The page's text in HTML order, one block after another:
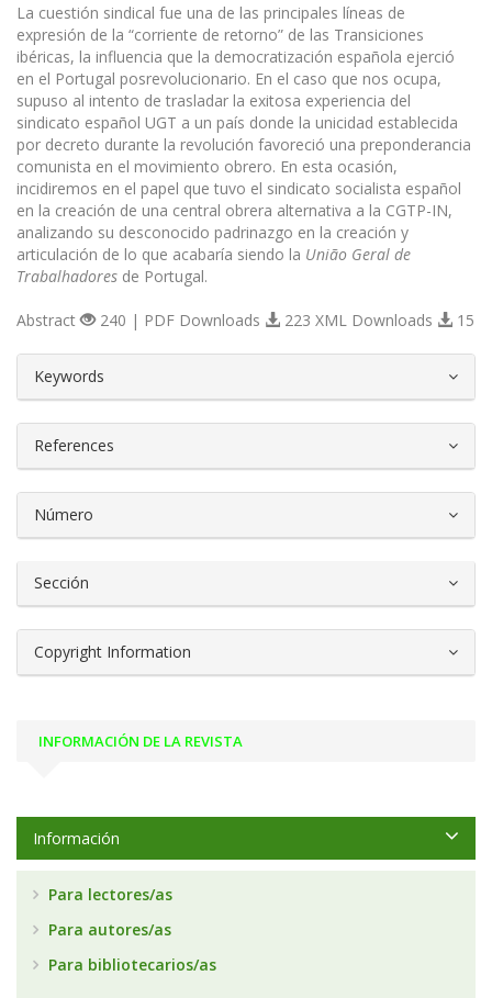
La cuestión sindical fue una de las principales líneas de
expresión de la “corriente de retorno” de las Transiciones
ibéricas, la influencia que la democratización española ejerció
en el Portugal posrevolucionario. En el caso que nos ocupa,
supuso al intento de trasladar la exitosa experiencia del
sindicato español UGT a un país donde la unicidad establecida
por decreto durante la revolución favoreció una preponderancia
comunista en el movimiento obrero. En esta ocasión,
incidiremos en el papel que tuvo el sindicato socialista español
en la creación de una central obrera alternativa a la CGTP-IN,
analizando su desconocido padrinazgo en la creación y
articulación de lo que acabaría siendo la União Geral de
Trabalhadores de Portugal.
Abstract 240 | PDF Downloads 223 XML Downloads 15
Keywords
References
Número
Sección
Copyright Information
INFORMACIÓN DE LA REVISTA
Información
Para lectores/as
Para autores/as
Para bibliotecarios/as